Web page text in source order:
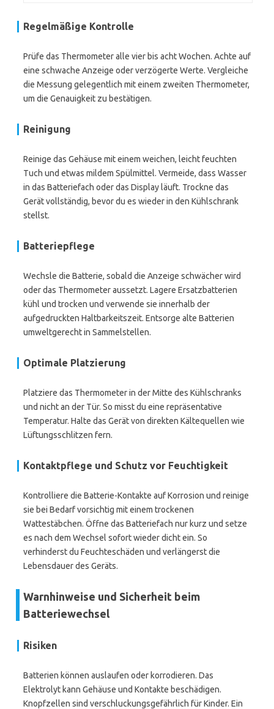
Regelmäßige Kontrolle
Prüfe das Thermometer alle vier bis acht Wochen. Achte auf
eine schwache Anzeige oder verzögerte Werte. Vergleiche
die Messung gelegentlich mit einem zweiten Thermometer,
um die Genauigkeit zu bestätigen.
Reinigung
Reinige das Gehäuse mit einem weichen, leicht feuchten
Tuch und etwas mildem Spülmittel. Vermeide, dass Wasser
in das Batteriefach oder das Display läuft. Trockne das
Gerät vollständig, bevor du es wieder in den Kühlschrank
stellst.
Batteriepflege
Wechsle die Batterie, sobald die Anzeige schwächer wird
oder das Thermometer aussetzt. Lagere Ersatzbatterien
kühl und trocken und verwende sie innerhalb der
aufgedruckten Haltbarkeitszeit. Entsorge alte Batterien
umweltgerecht in Sammelstellen.
Optimale Platzierung
Platziere das Thermometer in der Mitte des Kühlschranks
und nicht an der Tür. So misst du eine repräsentative
Temperatur. Halte das Gerät von direkten Kältequellen wie
Lüftungsschlitzen fern.
Kontaktpflege und Schutz vor Feuchtigkeit
Kontrolliere die Batterie-Kontakte auf Korrosion und reinige
sie bei Bedarf vorsichtig mit einem trockenen
Wattestäbchen. Öffne das Batteriefach nur kurz und setze
es nach dem Wechsel sofort wieder dicht ein. So
verhinderst du Feuchteschäden und verlängerst die
Lebensdauer des Geräts.
Warnhinweise und Sicherheit beim
Batteriewechsel
Risiken
Batterien können auslaufen oder korrodieren. Das
Elektrolyt kann Gehäuse und Kontakte beschädigen.
Knopfzellen sind verschluckungsgefährlich für Kinder. Ein